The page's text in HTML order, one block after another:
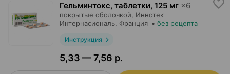
Гельминтокс, таблетки, 125 мг ×6
покрытые оболочкой, Иннотек
Интернасиональ, Франция • без рецепта
Инструкция
5,33 — 7,56 р.